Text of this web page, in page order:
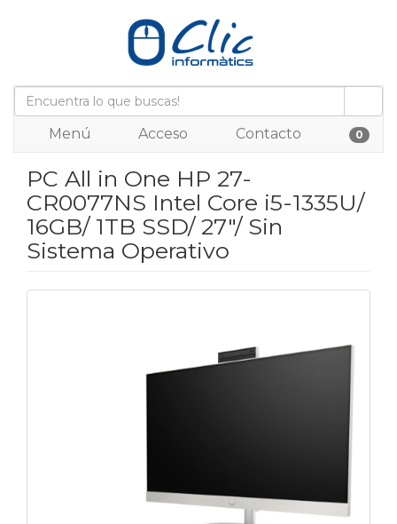
Menú Acceso Contacto 0
PC All in One HP 27-
CR0077NS Intel Core i5-1335U/
16GB/ 1TB SSD/ 27"/ Sin
Sistema Operativo